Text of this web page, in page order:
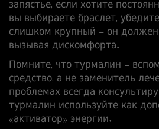
запястье, если хотите
вы выбираете браслет,
слишком крупный – он
вызывая дискомфорта.
Помните, что турмалин –
средство, а не заменитель
проблемах всегда
турмалин используйте как
«активатор» энергии.